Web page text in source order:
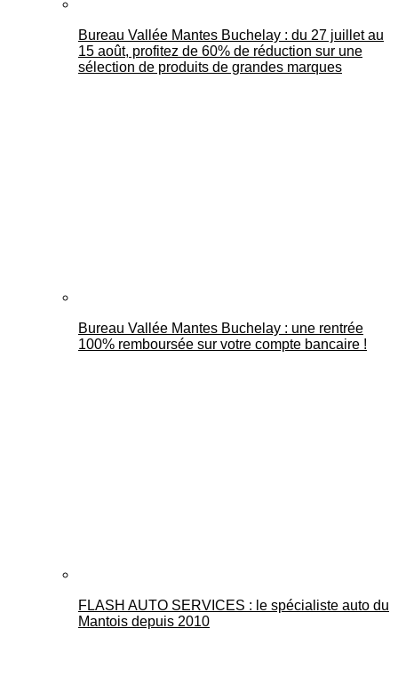
Bureau Vallée Mantes Buchelay : du 27 juillet au
15 août, profitez de 60% de réduction sur une
sélection de produits de grandes marques
Bureau Vallée Mantes Buchelay : une rentrée
100% remboursée sur votre compte bancaire !
FLASH AUTO SERVICES : le spécialiste auto du
Mantois depuis 2010